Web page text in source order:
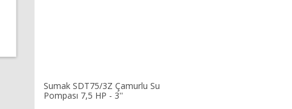
Sumak SDT75/3Z Çamurlu Su
Pompası 7,5 HP - 3''